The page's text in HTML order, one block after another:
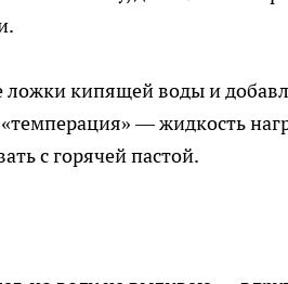
кипящей воды и
— жидкость
с горячей пастой.